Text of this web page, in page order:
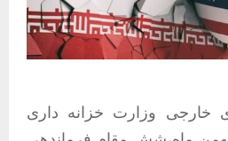
خارجی وزارت خزانه داری